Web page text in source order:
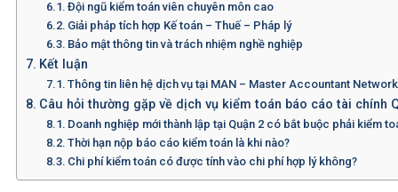
Đội ngũ kiểm toán viên chuyên môn cao
Giải pháp tích hợp Kế toán – Thuế – Pháp lý
Bảo mật thông tin và trách nhiệm nghề nghiệp
Kết luận
Thông tin liên hệ dịch vụ tại MAN – Master Accountant Network
Câu hỏi thường gặp về dịch vụ kiểm toán báo cáo tài chính
Doanh nghiệp mới thành lập tại Quận 2 có bắt buộc phải kiểm
Thời hạn nộp báo cáo kiểm toán là khi nào?
Chi phí kiểm toán có được tính vào chi phí hợp lý không?